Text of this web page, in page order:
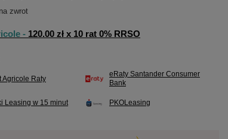
zwrot
- 120.00 zł x 10 rat 0% RRSO
Agricole Raty
eRaty Santander Consumer
Bank
Leasing w 15 minut PKOLeasing